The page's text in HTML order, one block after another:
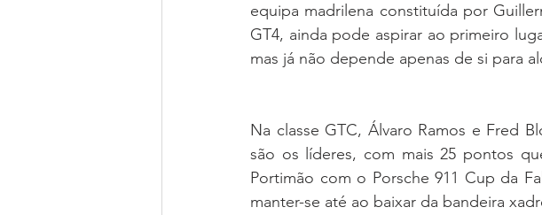
equipa madrilena constituída por
GT4, ainda pode aspirar ao primeiro
mas já não depende apenas de si para
Na classe GTC, Álvaro Ramos e Fred
são os líderes, com mais 25 pontos
Portimão com o Porsche 911 Cup da
manter-se até ao baixar da bandeira